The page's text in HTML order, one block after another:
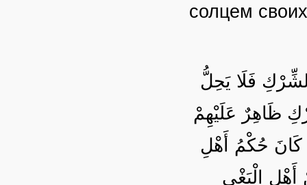
солцем
فَلَا يَحِلُّ
ظَاهِرٌ عَلَيْهِمْ
كَانَ حُكْمُ أَهْلِ
الْبَغْيِ